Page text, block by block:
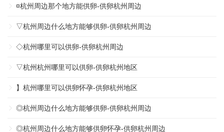
¤杭州周边那个地方能供卵-供卵杭州周边
▽杭州周边什么地方能够供卵-供卵杭州周边
◇杭州哪里可以供卵-供卵杭州周边
▽杭州杭州哪里可以供卵-供卵杭州地区
】杭州哪里可以供卵怀孕-供卵杭州地区
◎杭州周边什么地方能够供卵-供卵杭州周边
◎杭州周边什么地方能够供卵怀孕-供卵杭州周边